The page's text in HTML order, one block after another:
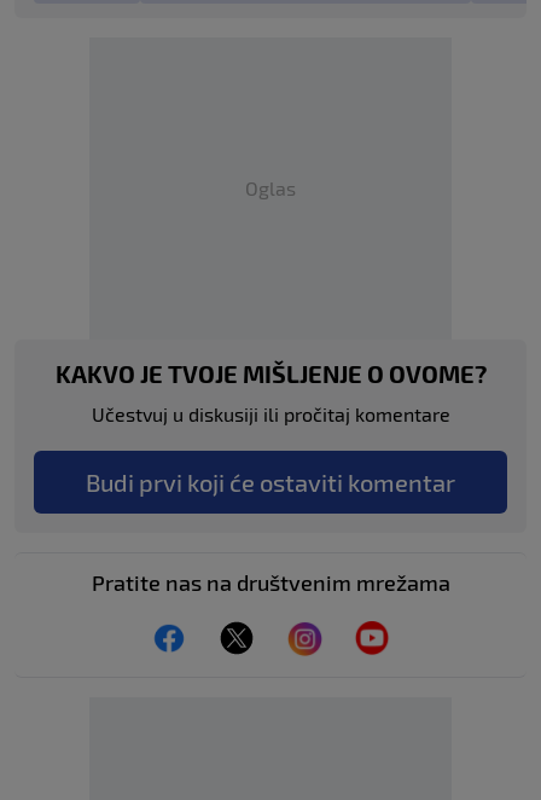
Oglas
KAKVO JE TVOJE MIŠLJENJE O OVOME?
Učestvuj u diskusiji ili pročitaj komentare
Budi prvi koji će ostaviti komentar
Pratite nas na društvenim mrežama